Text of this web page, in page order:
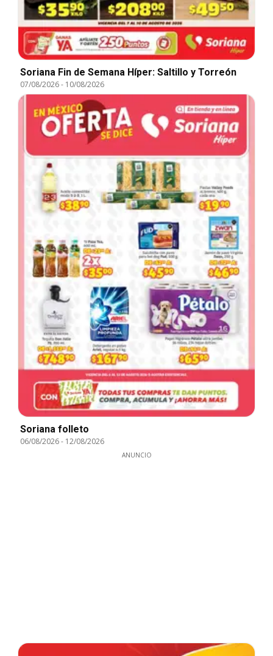
Soriana Fin de Semana Híper: Saltillo y Torreón
07/08/2026- 10/08/2026
Soriana folleto
06/08/2026- 12/08/2026
ANUNCIO